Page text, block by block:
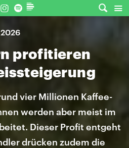
profitieren
vier Millionen Kaffee-
werden aber meist im
Dieser Profit entgeht
drücken zudem die